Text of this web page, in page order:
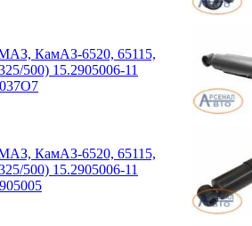
КамАЗ-6520, 65115,
500) 15.2905006-11
КамАЗ-6520, 65115,
500) 15.2905006-11